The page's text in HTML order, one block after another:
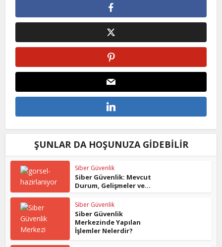
ŞUNLAR DA HOŞUNUZA GIDEBILIR
Siber Güvenlik
Siber Güvenlik: Mevcut
Durum, Gelişmeler ve...
Siber Güvenlik
Siber Güvenlik
Merkezinde Yapılan
İşlemler Nelerdir?